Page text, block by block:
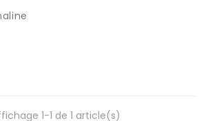
1-1 de 1 article(s)